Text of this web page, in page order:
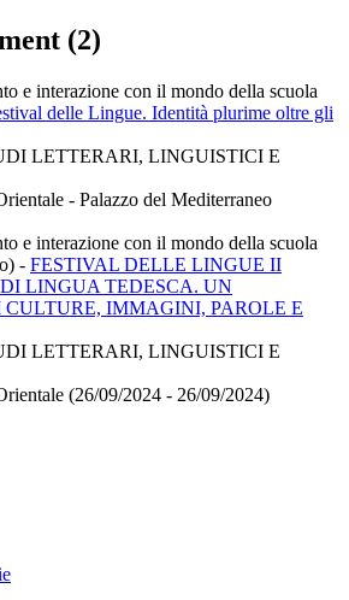
(2)
e interazione con il mondo della scuola
delle Lingue. Identità plurime oltre gli
LETTERARI, LINGUISTICI E
- Palazzo del Mediterraneo
e interazione con il mondo della scuola
- FESTIVAL DELLE LINGUE II
LINGUA TEDESCA. UN
IMMAGINI, PAROLE E
LETTERARI, LINGUISTICI E
(26/09/2024 - 26/09/2024)